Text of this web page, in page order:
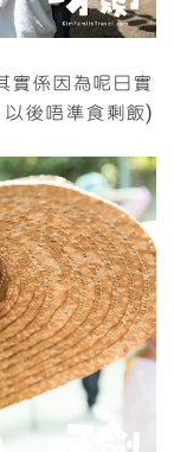
實係因為呢日實
後唔準食剩飯)